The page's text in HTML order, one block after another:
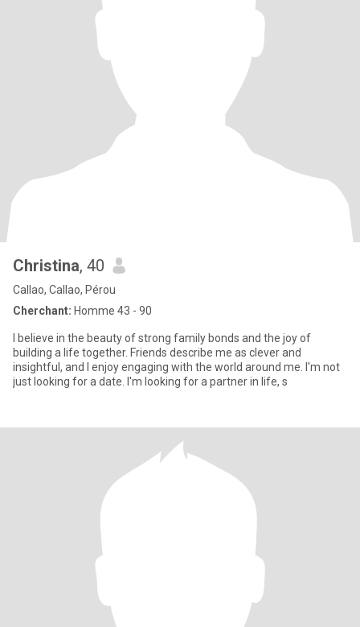
Christina, 40
Callao, Callao, Pérou
Cherchant: Homme 43 - 90
I believe in the beauty of strong family bonds and the joy of
building a life together. Friends describe me as clever and
insightful, and I enjoy engaging with the world around me. I'm not
just looking for a date. I'm looking for a partner in life, s